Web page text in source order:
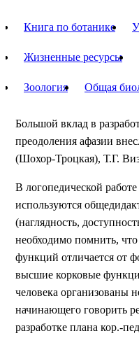
Книга по ботанике
Жизненные ресурсы
Зоология Общая
Большой вклад в
преодоления афазии
(Шохор-Троцкая), Т.Г.
В логопедической
используются
(наглядность,
необходимо помнить,
функций отличается от
высшие корковые
человека организованы
начинающего говорить
разработке плана кор.-